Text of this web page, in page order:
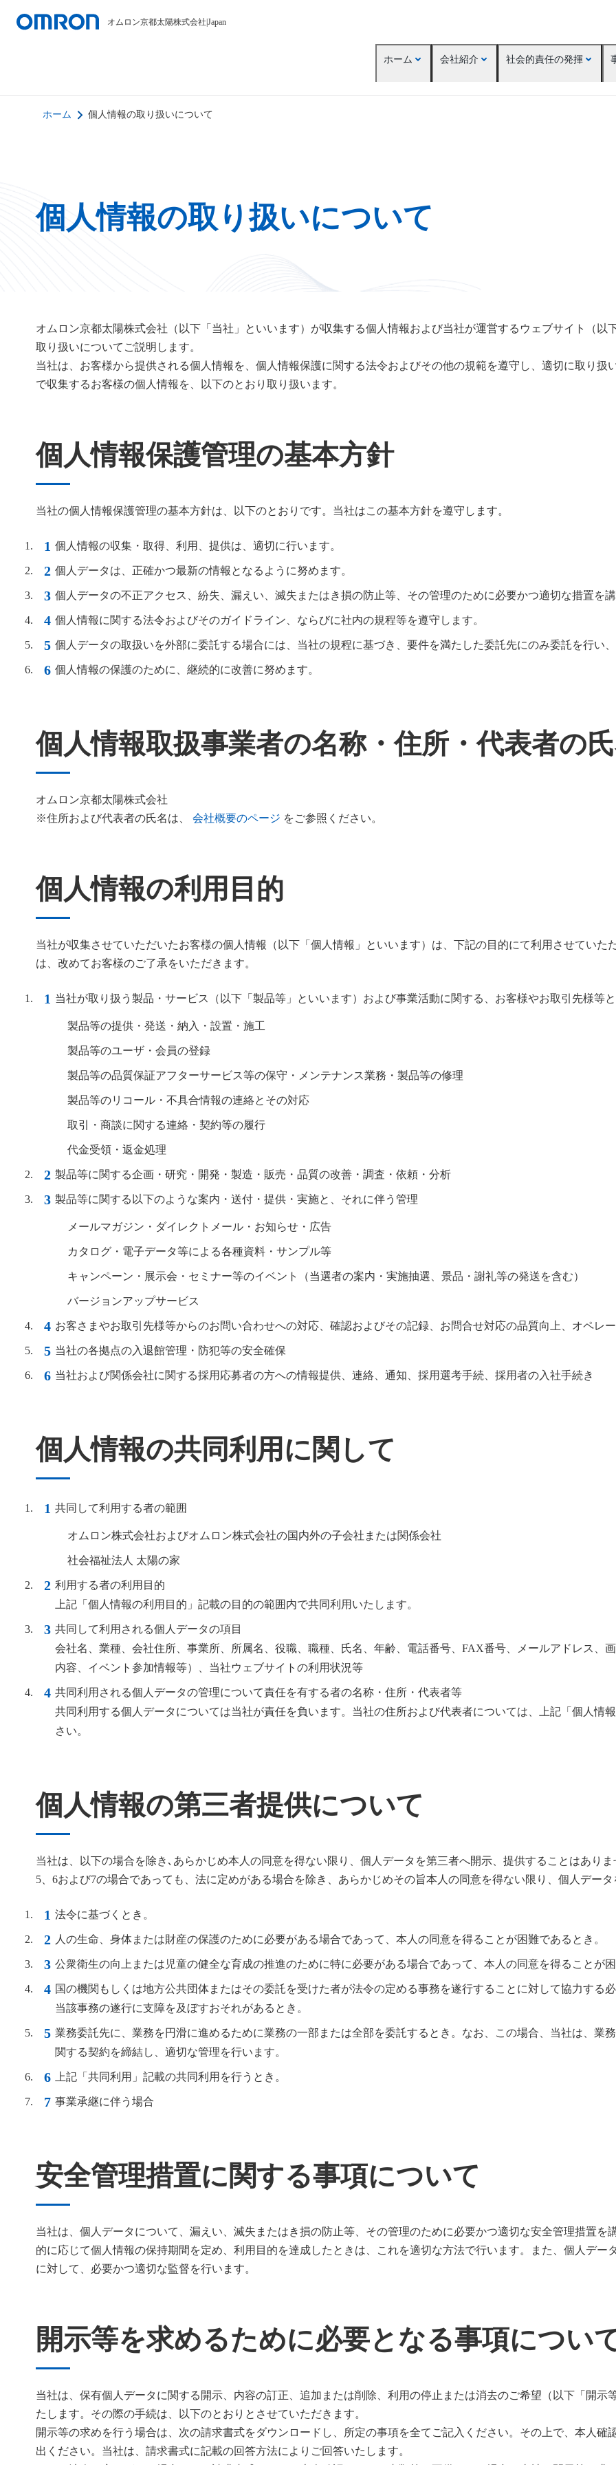
オムロン京都太陽株式会社|Japan
ホーム 会社紹介 社会的責任の発揮
ホーム 個人情報の取り扱いについて
個人情報の取り扱いについて
オムロン京都太陽株式会社（以下「当社」といいます）が収集する個人情報および当社が運営するウェブサイト（
取り扱いについてご説明します。
当社は、お客様から提供される個人情報を、個人情報保護に関する法令およびその他の規範を遵守し、適切に取り
で収集するお客様の個人情報を、以下のとおり取り扱います。
個人情報保護管理の基本方針
当社の個人情報保護管理の基本方針は、以下のとおりです。当社はこの基本方針を遵守します。
個人情報の収集・取得、利用、提供は、適切に行います。
個人データは、正確かつ最新の情報となるように努めます。
個人データの不正アクセス、紛失、漏えい、滅失またはき損の防止等、その管理のために必要かつ適切な措置を
個人情報に関する法令およびそのガイドライン、ならびに社内の規程等を遵守します。
個人データの取扱いを外部に委託する場合には、当社の規程に基づき、要件を満たした委託先にのみ委託を行い
個人情報の保護のために、継続的に改善に努めます。
個人情報取扱事業者の名称・住所・代表者の
オムロン京都太陽株式会社
※住所および代表者の氏名は、 会社概要のページ をご参照ください。
個人情報の利用目的
当社が収集させていただいたお客様の個人情報（以下「個人情報」といいます）は、下記の目的にて利用させてい
は、改めてお客様のご了承をいただきます。
当社が取り扱う製品・サービス（以下「製品等」といいます）および事業活動に関する、お客様やお取引先様等
製品等の提供・発送・納入・設置・施工
製品等のユーザ・会員の登録
製品等の品質保証アフターサービス等の保守・メンテナンス業務・製品等の修理
製品等のリコール・不具合情報の連絡とその対応
取引・商談に関する連絡・契約等の履行
代金受領・返金処理
製品等に関する企画・研究・開発・製造・販売・品質の改善・調査・依頼・分析
製品等に関する以下のような案内・送付・提供・実施と、それに伴う管理
メールマガジン・ダイレクトメール・お知らせ・広告
カタログ・電子データ等による各種資料・サンプル等
キャンペーン・展示会・セミナー等のイベント（当選者の案内・実施抽選、景品・謝礼等の発送を含む）
バージョンアップサービス
お客さまやお取引先様等からのお問い合わせへの対応、確認およびその記録、お問合せ対応の品質向上、オペレ
当社の各拠点の入退館管理・防犯等の安全確保
当社および関係会社に関する採用応募者の方への情報提供、連絡、通知、採用選考手続、採用者の入社手続き
個人情報の共同利用に関して
共同して利用する者の範囲
オムロン株式会社およびオムロン株式会社の国内外の子会社または関係会社
社会福祉法人 太陽の家
利用する者の利用目的
上記「個人情報の利用目的」記載の目的の範囲内で共同利用いたします。
共同して利用される個人データの項目
会社名、業種、会社住所、事業所、所属名、役職、職種、氏名、年齢、電話番号、FAX番号、メールアドレス、
内容、イベント参加情報等）、当社ウェブサイトの利用状況等
共同利用される個人データの管理について責任を有する者の名称・住所・代表者等
共同利用する個人データについては当社が責任を負います。当社の住所および代表者については、上記「個人情
さい。
個人情報の第三者提供について
当社は、以下の場合を除き､あらかじめ本人の同意を得ない限り、個人データを第三者へ開示、提供することはあり
5、6および7の場合であっても、法に定めがある場合を除き、あらかじめその旨本人の同意を得ない限り、個人デー
法令に基づくとき。
人の生命、身体または財産の保護のために必要がある場合であって、本人の同意を得ることが困難であるとき。
公衆衛生の向上または児童の健全な育成の推進のために特に必要がある場合であって、本人の同意を得ることが
国の機関もしくは地方公共団体またはその委託を受けた者が法令の定める事務を遂行することに対して協力する
当該事務の遂行に支障を及ぼすおそれがあるとき。
業務委託先に、業務を円滑に進めるために業務の一部または全部を委託するとき。なお、この場合、当社は、業
関する契約を締結し、適切な管理を行います。
上記「共同利用」記載の共同利用を行うとき。
事業承継に伴う場合
安全管理措置に関する事項について
当社は、個人データについて、漏えい、滅失またはき損の防止等、その管理のために必要かつ適切な安全管理措置
的に応じて個人情報の保持期間を定め、利用目的を達成したときは、これを適切な方法で行います。また、個人デ
に対して、必要かつ適切な監督を行います。
開示等を求めるために必要となる事項につい
当社は、保有個人データに関する開示、内容の訂正、追加または削除、利用の停止または消去のご希望（以下「開
たします。その際の手続は、以下のとおりとさせていただきます。
開示等の求めを行う場合は、次の請求書式をダウンロードし、所定の事項を全てご記入ください。その上で、本人
出ください。当社は、請求書式に記載の回答方法によりご回答いたします。